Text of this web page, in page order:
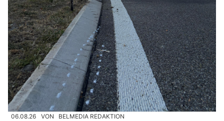
06.08.26 VON BELMEDIA REDAKTION